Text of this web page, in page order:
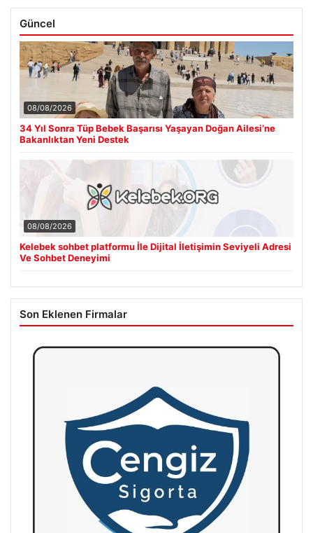
Güncel
08/08/2026
34 Yıl Sonra Tüp Bebek Başarısı Yaşayan Doğan Ailesi’ne
Bakanlıktan Yeni Destek
08/08/2026
Kelebek sohbet platformu İle Dijital İletişimin Seviyeli Adresi
Ve Sohbet Deneyimi
Son Eklenen Firmalar